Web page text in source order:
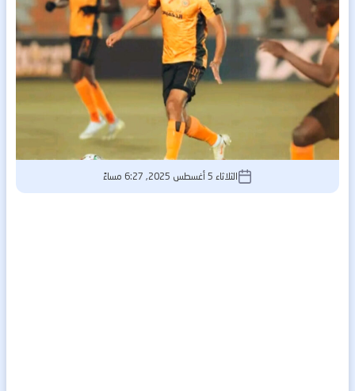
الثلاثاء 5 أغسطس 2025, 6:27 مساءً